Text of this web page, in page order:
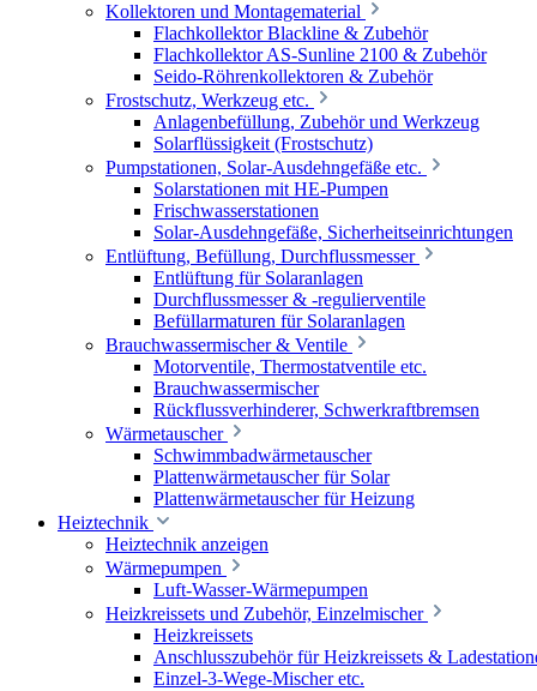
Kollektoren und Montagematerial
Flachkollektor Blackline & Zubehör
Flachkollektor AS-Sunline 2100 & Zubehör
Seido-Röhrenkollektoren & Zubehör
Frostschutz, Werkzeug etc.
Anlagenbefüllung, Zubehör und Werkzeug
Solarflüssigkeit (Frostschutz)
Pumpstationen, Solar-Ausdehngefäße etc.
Solarstationen mit HE-Pumpen
Frischwasserstationen
Solar-Ausdehngefäße, Sicherheitseinrichtungen
Entlüftung, Befüllung, Durchflussmesser
Entlüftung für Solaranlagen
Durchflussmesser & -regulierventile
Befüllarmaturen für Solaranlagen
Brauchwassermischer & Ventile
Motorventile, Thermostatventile etc.
Brauchwassermischer
Rückflussverhinderer, Schwerkraftbremsen
Wärmetauscher
Schwimmbadwärmetauscher
Plattenwärmetauscher für Solar
Plattenwärmetauscher für Heizung
Heiztechnik
Heiztechnik anzeigen
Wärmepumpen
Luft-Wasser-Wärmepumpen
Heizkreissets und Zubehör, Einzelmischer
Heizkreissets
Anschlusszubehör für Heizkreissets &
Einzel-3-Wege-Mischer etc.